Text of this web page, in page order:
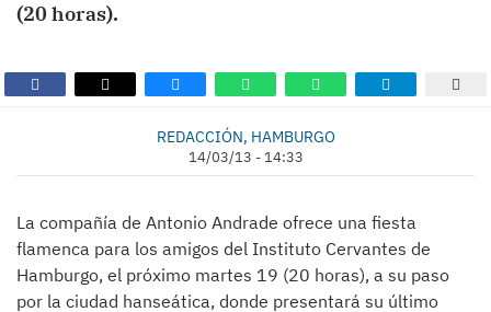
(20 horas).
REDACCIÓN, HAMBURGO
14/03/13 - 14:33
La compañía de Antonio Andrade ofrece una fiesta
flamenca para los amigos del Instituto Cervantes de
Hamburgo, el próximo martes 19 (20 horas), a su paso
por la ciudad hanseática, donde presentará su último